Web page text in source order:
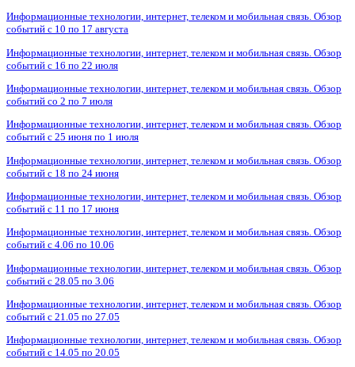
Информационные технологии, интернет, телеком и мобильная связь. Обзор
событий с 10 по 17 августа
Информационные технологии, интернет, телеком и мобильная связь. Обзор
событий с 16 по 22 июля
Информационные технологии, интернет, телеком и мобильная связь. Обзор
событий со 2 по 7 июля
Информационные технологии, интернет, телеком и мобильная связь. Обзор
событий с 25 июня по 1 июля
Информационные технологии, интернет, телеком и мобильная связь. Обзор
событий с 18 по 24 июня
Информационные технологии, интернет, телеком и мобильная связь. Обзор
событий с 11 по 17 июня
Информационные технологии, интернет, телеком и мобильная связь. Обзор
событий с 4.06 по 10.06
Информационные технологии, интернет, телеком и мобильная связь. Обзор
событий с 28.05 по 3.06
Информационные технологии, интернет, телеком и мобильная связь. Обзор
событий с 21.05 по 27.05
Информационные технологии, интернет, телеком и мобильная связь. Обзор
событий с 14.05 по 20.05